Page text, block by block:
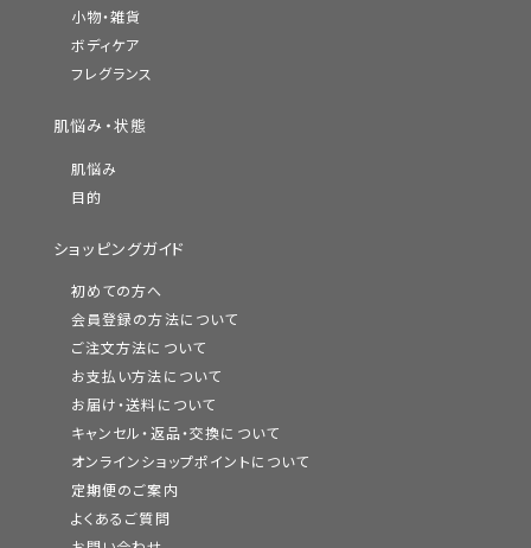
小物・雑貨
ボディケア
フレグランス
肌悩み・状態
肌悩み
目的
ショッピングガイド
初めての方へ
会員登録の方法について
ご注文方法について
お支払い方法について
お届け・送料について
キャンセル・返品・交換について
オンラインショップポイントについて
定期便のご案内
よくあるご質問